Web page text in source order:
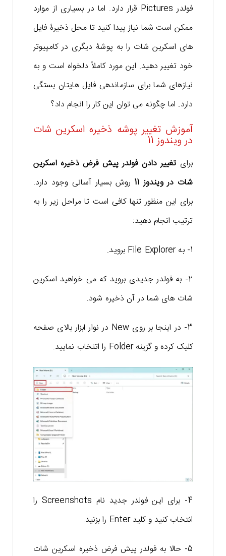
فولدر Pictures قرار دارد. اما در بسیاری از موارد
ممکن است شما نیاز پیدا کنید تا محل ذخیرۀ فایل
های اسکرین شات را به پوشۀ دیگری در کامپیوتر
خود تغییر دهید. این مورد کاملاً دلخواه است و به
نیازهای شما برای سازماندهی فایل هایتان بستگی
دارد. اما چگونه می توان این کار را انجام داد؟
آموزش تغییر پوشه ذخیره اسکرین شات
در ویندوز 11
برای تغییر دادن فولدر پیش فرض ذخیره اسکرین
شات در ویندوز 11
روش بسیار آسانی وجود دارد.
برای این منظور تنها کافی است تا مراحل زیر را به
ترتیب انجام دهید:
1- به File Explorer بروید.
2- به فولدر جدیدی بروید که می خواهید اسکرین
شات های شما در آن ذخیره شود.
3- در اینجا بر روی New در نوار ابزار بالای صفحه
کلیک کرده و گزینه Folder را اتنخاب نمایید.
4- برای این فولدر جدید نام Screenshots را
انتخاب کنید و کلید Enter را بزنید.
5- حالا به فولدر پیش فرض ذخیره اسکرین شات